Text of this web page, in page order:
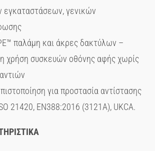
εγκαταστάσεων, γενικών
παλάμη και άκρες δακτύλων –
χρήση συσκευών οθόνης αφής χωρίς
για προστασία αντίστασης
21420, EN388:2016 (3121A), UKCA.